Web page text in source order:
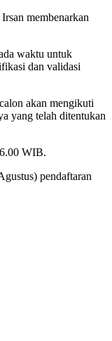
membenarkan
waktu untuk
dan validasi
akan mengikuti
yang telah ditentukan
WIB.
pendaftaran